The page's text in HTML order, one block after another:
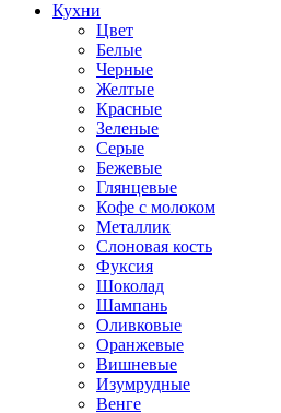
Кухни
Цвет
Белые
Черные
Желтые
Красные
Зеленые
Серые
Бежевые
Глянцевые
Кофе с молоком
Металлик
Слоновая кость
Фуксия
Шоколад
Шампань
Оливковые
Оранжевые
Вишневые
Изумрудные
Венге